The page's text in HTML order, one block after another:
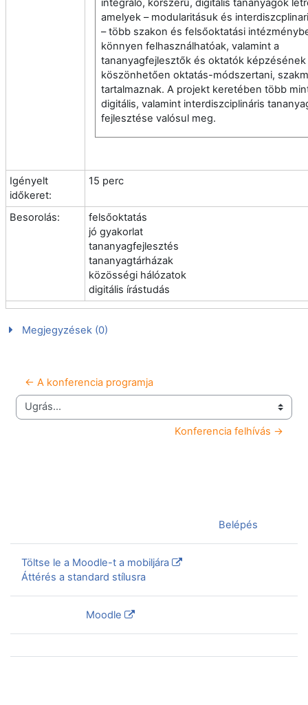
integráló, korszerű, digitális tananyagok
amelyek – modularitásuk és
– több szakon és felsőoktatási
könnyen felhasználhatóak, valamint a
tananyagfejlesztők és oktatók képzésének
köszönhetően oktatás-módszertani,
tartalmaznak. A projekt keretében több
digitális, valamint interdiszciplináris
fejlesztése valósul meg.
Igényelt
időkeret:
15 perc
Besorolás:
felsőoktatás
jó gyakorlat
tananyagfejlesztés
tananyagtárházak
közösségi hálózatok
digitális írástudás
Megjegyzések (0)
← A konferencia programja
Ugrás...
Konferencia felhívás →
Belépés
Töltse le a Moodle-t a mobiljára
Áttérés a standard stílusra
Moodle